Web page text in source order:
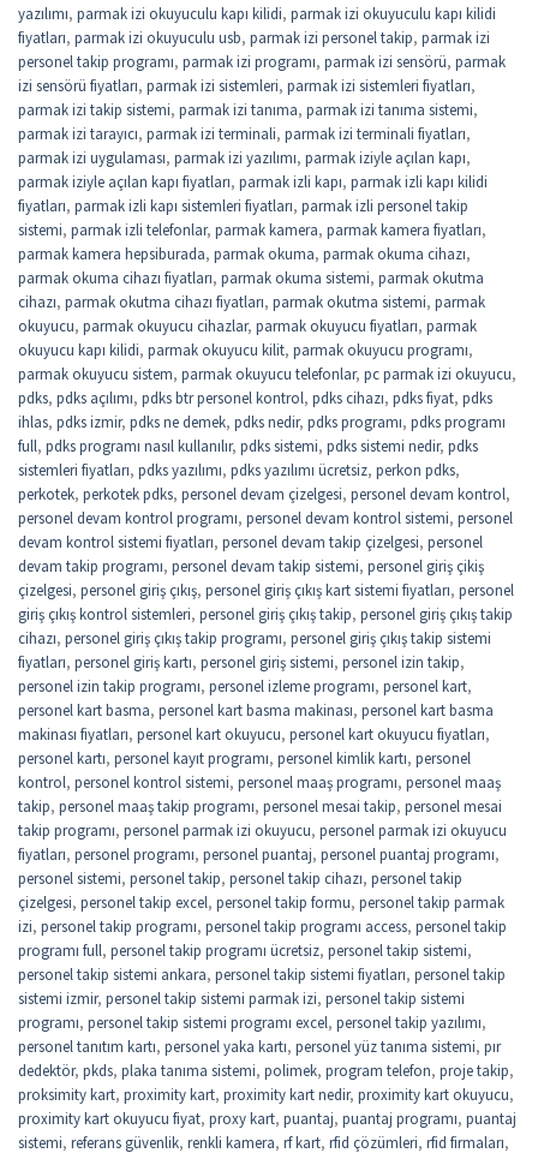
yazılımı, parmak izi okuyuculu kapı kilidi, parmak izi okuyuculu kapı kilidi
fiyatları, parmak izi okuyuculu usb, parmak izi personel takip, parmak izi
personel takip programı, parmak izi programı, parmak izi sensörü, parmak
izi sensörü fiyatları, parmak izi sistemleri, parmak izi sistemleri fiyatları,
parmak izi takip sistemi, parmak izi tanıma, parmak izi tanıma sistemi,
parmak izi tarayıcı, parmak izi terminali, parmak izi terminali fiyatları,
parmak izi uygulaması, parmak izi yazılımı, parmak iziyle açılan kapı,
parmak iziyle açılan kapı fiyatları, parmak izli kapı, parmak izli kapı kilidi
fiyatları, parmak izli kapı sistemleri fiyatları, parmak izli personel takip
sistemi, parmak izli telefonlar, parmak kamera, parmak kamera fiyatları,
parmak kamera hepsiburada, parmak okuma, parmak okuma cihazı,
parmak okuma cihazı fiyatları, parmak okuma sistemi, parmak okutma
cihazı, parmak okutma cihazı fiyatları, parmak okutma sistemi, parmak
okuyucu, parmak okuyucu cihazlar, parmak okuyucu fiyatları, parmak
okuyucu kapı kilidi, parmak okuyucu kilit, parmak okuyucu programı,
parmak okuyucu sistem, parmak okuyucu telefonlar, pc parmak izi okuyucu,
pdks, pdks açılımı, pdks btr personel kontrol, pdks cihazı, pdks fiyat, pdks
ihlas, pdks izmir, pdks ne demek, pdks nedir, pdks programı, pdks programı
full, pdks programı nasıl kullanılır, pdks sistemi, pdks sistemi nedir, pdks
sistemleri fiyatları, pdks yazılımı, pdks yazılımı ücretsiz, perkon pdks,
perkotek, perkotek pdks, personel devam çizelgesi, personel devam kontrol,
personel devam kontrol programı, personel devam kontrol sistemi, personel
devam kontrol sistemi fiyatları, personel devam takip çizelgesi, personel
devam takip programı, personel devam takip sistemi, personel giriş çikiş
çizelgesi, personel giriş çıkış, personel giriş çıkış kart sistemi fiyatları, personel
giriş çıkış kontrol sistemleri, personel giriş çıkış takip, personel giriş çıkış takip
cihazı, personel giriş çıkış takip programı, personel giriş çıkış takip sistemi
fiyatları, personel giriş kartı, personel giriş sistemi, personel izin takip,
personel izin takip programı, personel izleme programı, personel kart,
personel kart basma, personel kart basma makinası, personel kart basma
makinası fiyatları, personel kart okuyucu, personel kart okuyucu fiyatları,
personel kartı, personel kayıt programı, personel kimlik kartı, personel
kontrol, personel kontrol sistemi, personel maaş programı, personel maaş
takip, personel maaş takip programı, personel mesai takip, personel mesai
takip programı, personel parmak izi okuyucu, personel parmak izi okuyucu
fiyatları, personel programı, personel puantaj, personel puantaj programı,
personel sistemi, personel takip, personel takip cihazı, personel takip
çizelgesi, personel takip excel, personel takip formu, personel takip parmak
izi, personel takip programı, personel takip programı access, personel takip
programı full, personel takip programı ücretsiz, personel takip sistemi,
personel takip sistemi ankara, personel takip sistemi fiyatları, personel takip
sistemi izmir, personel takip sistemi parmak izi, personel takip sistemi
programı, personel takip sistemi programı excel, personel takip yazılımı,
personel tanıtım kartı, personel yaka kartı, personel yüz tanıma sistemi, pır
dedektör, pkds, plaka tanıma sistemi, polimek, program telefon, proje takip,
proksimity kart, proximity kart, proximity kart nedir, proximity kart okuyucu,
proximity kart okuyucu fiyat, proxy kart, puantaj, puantaj programı, puantaj
sistemi, referans güvenlik, renkli kamera, rf kart, rfid çözümleri, rfid firmaları,